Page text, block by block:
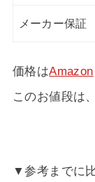
メーカー保証
価格はAmazon
このお値段は
▼参考までに